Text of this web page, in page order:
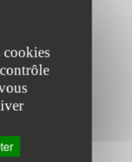
cookies